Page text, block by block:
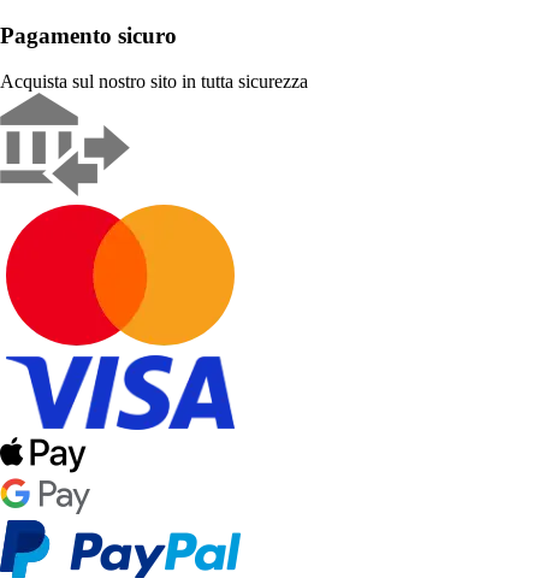
Pagamento sicuro
Acquista sul nostro sito in tutta sicurezza